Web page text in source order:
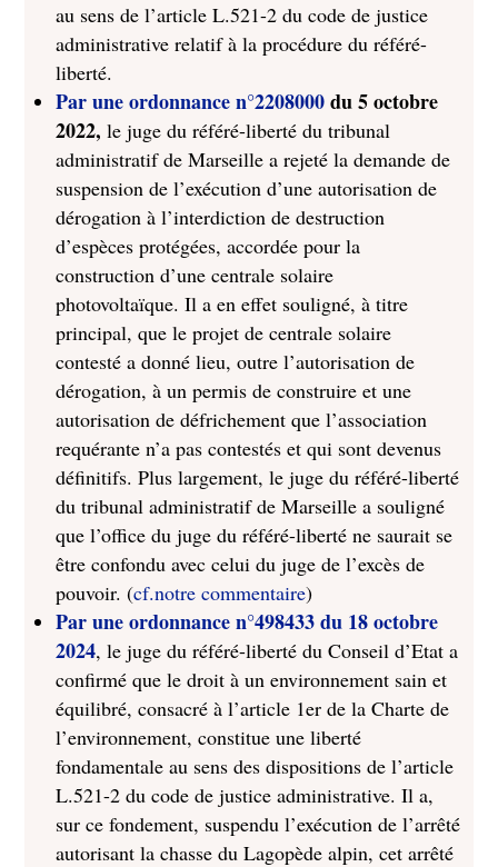
au sens de l’article L.521-2 du code de justice
administrative relatif à la procédure du référé-
liberté.
Par une ordonnancen°2208000du 5 octobre
2022, le juge du référé-liberté du tribunal
administratif de Marseille a rejeté la demande de
suspension de l’exécution d’une autorisation de
dérogation à l’interdiction de destruction
d’espèces protégées, accordée pour la
construction d’une centrale solaire
photovoltaïque. Il a en effet souligné, à titre
principal, que le projet de centrale solaire
contesté a donné lieu, outre l’autorisation de
dérogation, à un permis de construire et une
autorisation de défrichement que l’association
requérante n’a pas contestés et qui sont devenus
définitifs. Plus largement, le juge du référé-liberté
du tribunal administratif de Marseille a souligné
que l’office du juge du référé-liberté ne saurait se
être confondu avec celui du juge de l’excès de
pouvoir. (cf.notre commentaire)
Par une ordonnance n°498433 du 18 octobre
2024, le juge du référé-liberté du Conseil d’Etat a
confirmé que le droit à un environnement sain et
équilibré, consacré à l’article 1er de la Charte de
l’environnement, constitue une liberté
fondamentale au sens des dispositions de l’article
L.521-2 du code de justice administrative. Il a,
sur ce fondement, suspendu l’exécution de l’arrêté
autorisant la chasse du Lagopède alpin, cet arrêté